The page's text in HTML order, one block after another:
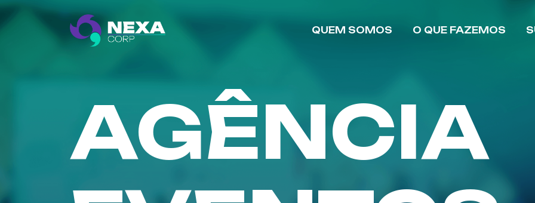
QUEM SOMOS O QUE FAZEMOS
AGÊNCIA